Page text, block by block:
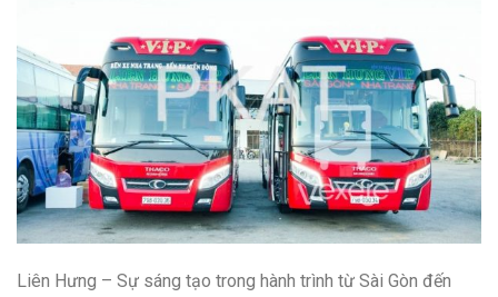
Liên Hưng – Sự sáng tạo trong hành trình từ Sài Gòn đến